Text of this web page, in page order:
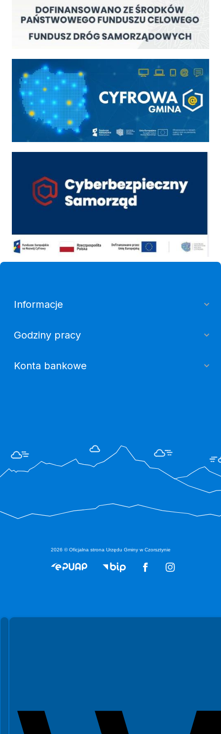
Cyfrowa gmina
Informacje
Godziny pracy
Konta bankowe
2026 © Oficjalna strona Urzędu Gminy w Czorsztynie
Spełniamy standardy WCAG 2.2
Spełniamy standardy W3C